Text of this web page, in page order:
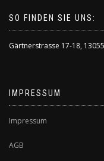
SO FINDEN SIE UNS:
Gärtnerstrasse 17-18,
IMPRESSUM
Impressum
AGB